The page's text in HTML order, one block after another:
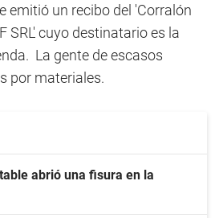
emitió un recibo del 'Corralón
SRL' cuyo destinatario es la
La gente de escasos
por materiales.
abrió una fisura en la